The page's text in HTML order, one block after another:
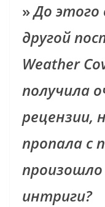
»До этого
другой
Weather
получила
рецензии,
пропала с
интриги?